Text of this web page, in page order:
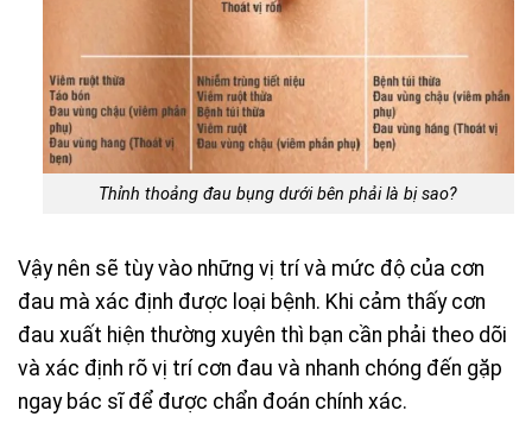
Thỉnh thoảng đau bụng dưới bên phải là bị sao?
Vậy nên sẽ tùy vào những vị trí và mức độ của cơn
đau mà xác định được loại bệnh. Khi cảm thấy cơn
đau xuất hiện thường xuyên thì bạn cần phải theo dõi
và xác định rõ vị trí cơn đau và nhanh chóng đến gặp
ngay bác sĩ để được chẩn đoán chính xác.